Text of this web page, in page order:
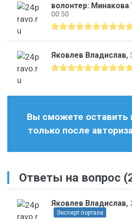
волонтер: Минакова
00:50
Яковлев Владислав,
Вы сможете оставить
только после
Ответы на вопрос
Яковлев Владислав,
Эксперт портала